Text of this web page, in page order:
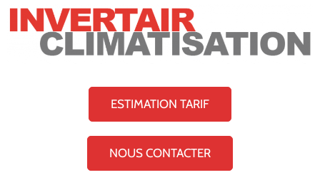
ESTIMATION TARIF
NOUS CONTACTER